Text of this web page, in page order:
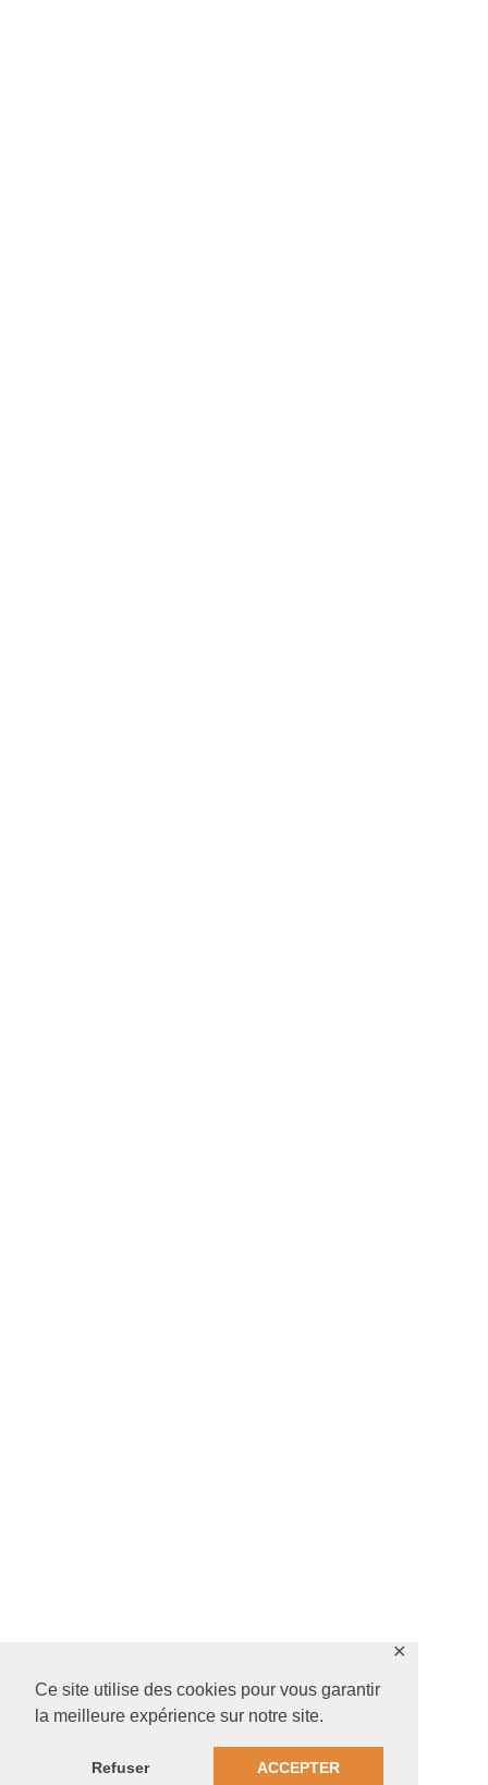
Ce site utilise des cookies pour vous garantir
la meilleure expérience sur notre site.
Refuser ACCEPTER
✕